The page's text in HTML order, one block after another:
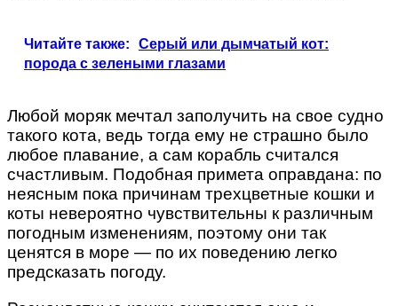
Читайте также:
Серый или дымчатый кот:
порода с зелеными глазами
Любой моряк мечтал заполучить на свое судно
такого кота, ведь тогда ему не страшно было
любое плавание, а сам корабль считался
счастливым. Подобная примета оправдана: по
неясным пока причинам трехцветные кошки и
коты невероятно чувствительны к различным
погодным изменениям, поэтому они так
ценятся в море — по их поведению легко
предсказать погоду.